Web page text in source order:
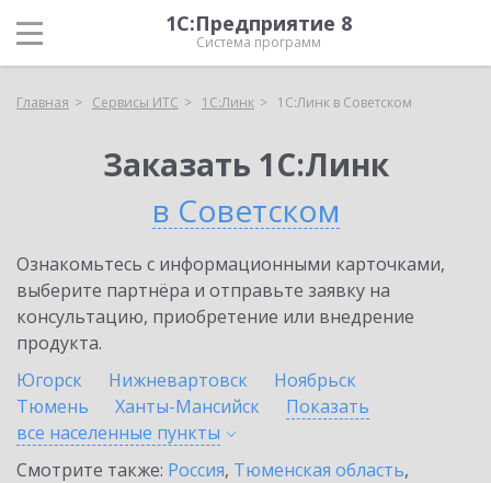
1С:Предприятие 8
Система программ
Главная Сервисы ИТС 1С:Линк 1С:Линк в Советском
Заказать 1С:Линк
в Советском
Ознакомьтесь с информационными карточками,
выберите партнёра и отправьте заявку на
консультацию, приобретение или внедрение
продукта.
Югорск
Нижневартовск
Ноябрьск
Тюмень
Ханты-Мансийск
Показать
все населенные пункты
Смотрите также: Россия, Тюменская область,